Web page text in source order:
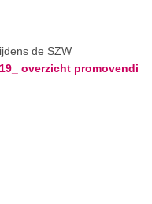
de SZW
overzicht promovendi